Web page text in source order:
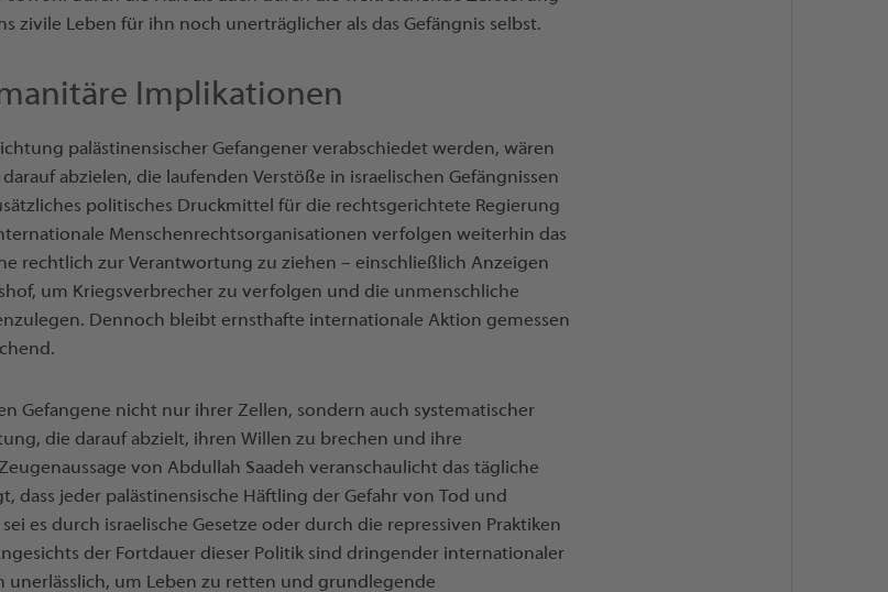
zivile Leben für ihn noch unerträglicher als das Gefängnis selbst.
Implikationen
palästinensischer Gefangener verabschiedet werden, wären
abzielen, die laufenden Verstöße in israelischen Gefängnissen
politisches Druckmittel für die rechtsgerichtete Regierung
Menschenrechtsorganisationen verfolgen weiterhin das
rechtlich zur Verantwortung zu ziehen – einschließlich Anzeigen
um Kriegsverbrecher zu verfolgen und die unmenschliche
Dennoch bleibt ernsthafte internationale Aktion gemessen
Gefangene nicht nur ihrer Zellen, sondern auch systematischer
die darauf abzielt, ihren Willen zu brechen und ihre
von Abdullah Saadeh veranschaulicht das tägliche
dass jeder palästinensische Häftling der Gefahr von Tod und
es durch israelische Gesetze oder durch die repressiven Praktiken
der Fortdauer dieser Politik sind dringender internationaler
unerlässlich, um Leben zu retten und grundlegende